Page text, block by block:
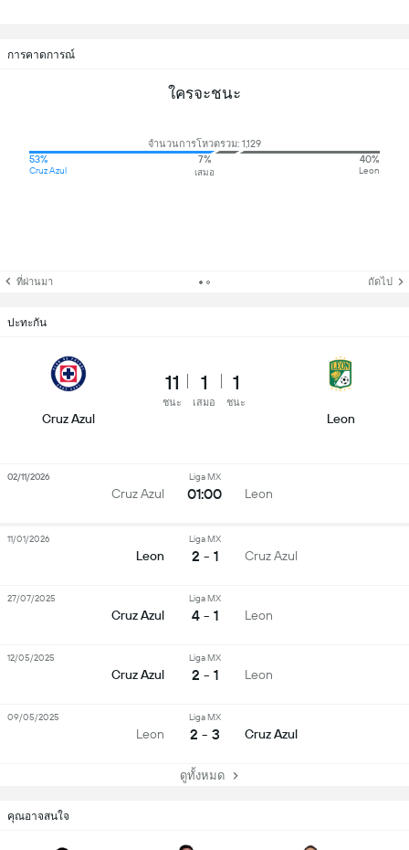
การคาดการณ์
ใครจะชนะ
จำนวนการโหวตรวม: 1,129
53%
Cruz Azul
7%
เสมอ
40%
Leon
ที่ผ่านมา ถัดไป
ปะทะกัน
Cruz Azul
11
ชนะ
1
เสมอ
1
ชนะ
Leon
Cruz Azul
Liga MX
01:00 Leon
02/11/2026
Leon
Liga MX
2 - 1 Cruz Azul
11/01/2026
Cruz Azul
Liga MX
4 - 1 Leon
27/07/2025
Cruz Azul
Liga MX
2 - 1 Leon
12/05/2025
Leon
Liga MX
2 - 3 Cruz Azul
09/05/2025
ดูทั้งหมด
คุณอาจสนใจ